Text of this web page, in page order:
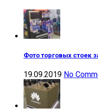
Фото торговых стоек
19.09.2019 No